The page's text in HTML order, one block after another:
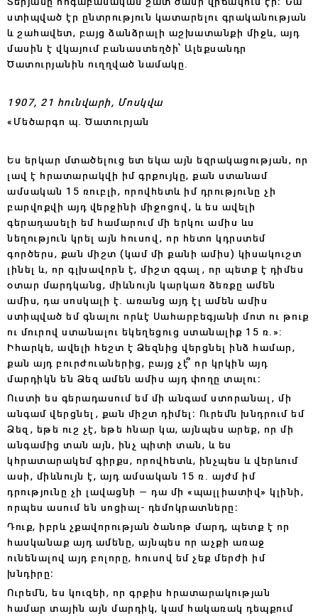
ստիպված էր ընտրություն կատարելու գրականության
և շահավետ, բայց ձանձրալի աշխատանքի միջև, այդ
մասին է վկայում բանաստեղծի՝ Ալեքսանդր
Ծատուրյանին ուղղված նամակը․
1907, 21 հունվարի, Մոսկվա
«Մեծարգո պ. Ծատուրյան
Ես երկար մտածելուց ետ եկա այն եզրակացության, որ
լավ է հրատարակվի իմ գրքույկը, քան ստանամ
ամսական 15 ռուբլի, որովհետև իմ դրությունը չի
բարվոքվի այդ վերջինի միջոցով, և ես ավելի
գերադասելի եմ համարում մի երկու ամիս ևս
նեղություն կրել այն հուսով, որ հետո կդրստեմ
գործերս, քան միշտ (կամ մի քանի ամիս) կիսակուշտ
լինել և, որ գլխավորն է, միշտ զգալ, որ պետք է դիմես
օտար մարդկանց, միևնույն կարկառ ձեռքը ամեն
ամիս, դա սոսկալի է. առանց այդ էլ ամեն ամիս
ստիպված եմ գնալու որևէ Սահարբեգյանի մոտ ու թուք
ու մուրով ստանալու եկեղեցուց ստանալիք 15 ռ.»:
Իհարկե, ավելի հեշտ է Ձեզնից վերցնել ինձ համար,
քան այդ բուրժուաներից, բայց չէ՞ որ կրկին այդ
մարդիկն են Ձեզ ամեն ամիս այդ փողը տալու։
Ուստի ես գերադասում եմ մի անգամ ստորանալ, մի
անգամ վերցնել, քան միշտ դիմել։ Ուրեմն խնդրում եմ
Ձեզ, եթե ուշ չէ, եթե հնար կա, այնպես արեք, որ մի
անգամից տան այն, ինչ պիտի տան, և ես
կհրատարակեմ գիրքս, որովհետև, ինչպես և վերևում
ասի, միևնույն է, այդ ամսական 15 ռ. այժմ իմ
դրությունը չի լավացնի — դա մի «պալլիատիվ» կլինի,
որպես ասում են սոցիալ- դեմոկրատները։
Դուք, իբրև չքավորության ծանոթ մարդ, պետք է որ
հասկանաք այդ ամենը, այնպես որ աչքի առաջ
ունենալով այդ բոլորը, հուսով եմ չեք մերժի իմ
խնդիրը։
Ուրեմն, ես կուզեի, որ գրքիս հրատարակության
համար տային այն մարդիկ, կամ հակառակ դեպքում